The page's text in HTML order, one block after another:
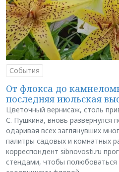
События
От флокса до
последняя июльская
Цветочный вернисаж, столь
С. Пушкина, вновь развернулся
одаривая всех заглянувших
палитры садовых и комнатных
корреспондент sibnovosti.ru
стендами, чтобы